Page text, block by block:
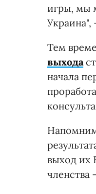
игры, мы
Украина",
Тем
выхода
начала
выход их
членства